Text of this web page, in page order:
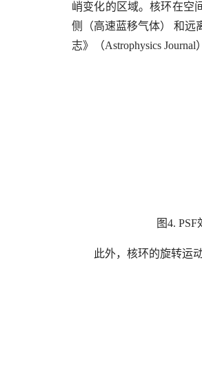
峭变化的区域。核环在空
侧（高速蓝移气体） 和远
志》（Astrophysics Journal
图4.
此外，核环的旋转运